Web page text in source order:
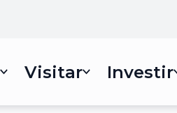
Visitar Investir